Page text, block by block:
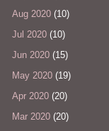
Aug 2020 (10)
Jul 2020 (10)
Jun 2020 (15)
May 2020 (19)
Apr 2020 (20)
Mar 2020 (20)